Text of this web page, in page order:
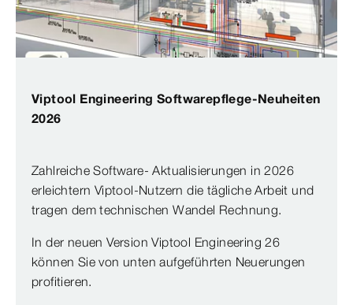
Viptool Engineering Softwarepflege-Neuheiten
2026
Zahlreiche Software- Aktualisierungen in 2026
erleichtern Viptool-Nutzern die tägliche Arbeit und
tragen dem technischen Wandel Rechnung.
In der neuen Version Viptool Engineering 26
können Sie von unten aufgeführten Neuerungen
profitieren.